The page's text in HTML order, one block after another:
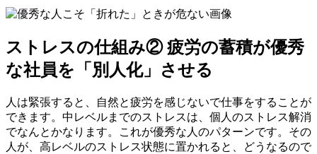
ストレスの仕組み② 疲労の蓄積が優秀
な社員を「別人化」させる
人は緊張すると、自然と疲労を感じないで仕事をすることが
できます。中レベルまでのストレスは、個人のストレス解消
でなんとかなります。これが優秀な人のパターンです。その
人が、高レベルのストレス状態に置かれると、どうなるので